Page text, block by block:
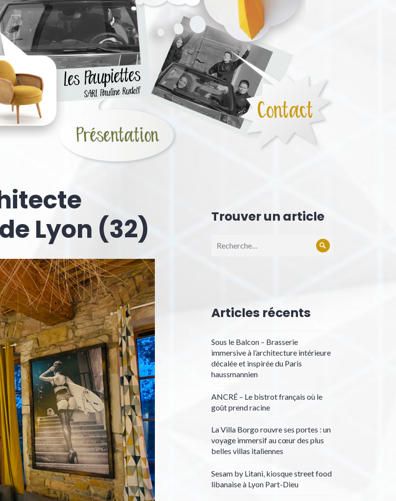
Lyon (32)
Trouver un article
pour :
Rechercher
Articles récents
Sous le Balcon – Brasserie
immersive à l’architecture intérieure
décalée et inspirée du Paris
haussmannien
ANCRÉ – Le bistrot français où le
goût prend racine
La Villa Borgo rouvre ses portes : un
voyage immersif au cœur des plus
belles villas italiennes
Sesam by Litani, kiosque street food
libanaise à Lyon Part-Dieu